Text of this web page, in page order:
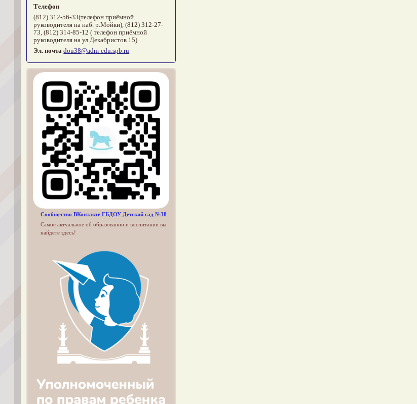
Телефон
(812) 312-56-33(телефон приёмной
руководителя на наб. р.Мойки), (812) 312-27-
73, (812) 314-85-12 ( телефон приёмной
руководителя на ул.Декабристов 15)
Эл. почта dou38@adm-edu.spb.ru
Сообщество ВКонтакте ГБДОУ Детский сад №38
Самое актуальное об образовании и воспитании вы
найдете здесь!